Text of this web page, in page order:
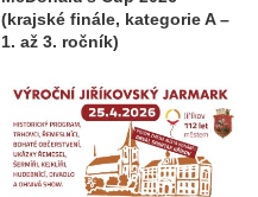
(krajské finále, kategorie A –
1. až 3. ročník)